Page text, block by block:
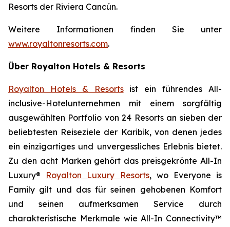
Resorts der Riviera Cancún.
Weitere Informationen finden Sie unter
www.royaltonresorts.com.
Über Royalton Hotels & Resorts
Royalton Hotels & Resortsist ein führendes All-
inclusive-Hotelunternehmen mit einem sorgfältig
ausgewählten Portfolio von 24 Resorts an sieben der
beliebtesten Reiseziele der Karibik, von denen jedes
ein einzigartiges und unvergessliches Erlebnis bietet.
Zu den acht Marken gehört das preisgekrönte All-In
Luxury® Royalton Luxury Resorts, wo Everyone is
Family gilt und das für seinen gehobenen Komfort
und seinen aufmerksamen Service durch
charakteristische Merkmale wie All-In Connectivity™